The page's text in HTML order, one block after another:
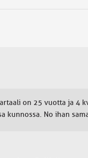
on 25 vuotta ja 4
kunnossa. No ihan